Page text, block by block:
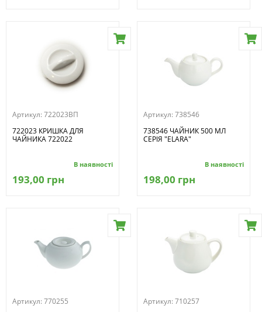
Артикул: 722023ВП
722023 КРИШКА ДЛЯ
ЧАЙНИКА 722022
В наявності
193,00 грн
Артикул: 738546
738546 ЧАЙНИК 500 МЛ
СЕРІЯ "ELARA"
В наявності
198,00 грн
Артикул: 770255
Артикул: 710257